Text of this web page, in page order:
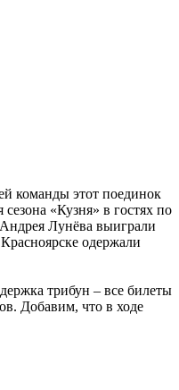
команды этот поединок
«Кузня» в гостях по
Лунёва выиграли
одержали
трибун – все билеты
Добавим, что в ходе